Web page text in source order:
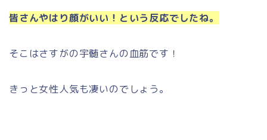
皆さんやはり顔がいい！という反応でしたね。
そこはさすがの宇髄さんの血筋です！
きっと女性人気も凄いのでしょう。